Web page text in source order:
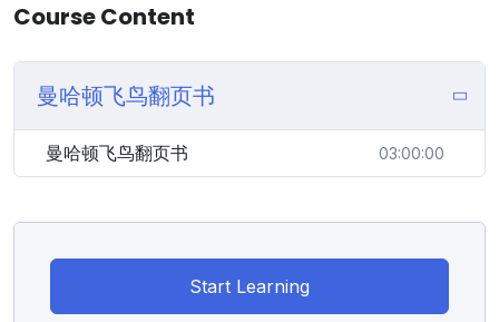
Course Content
曼哈顿飞鸟翻页书
曼哈顿飞鸟翻页书 03:00:00
Start Learning